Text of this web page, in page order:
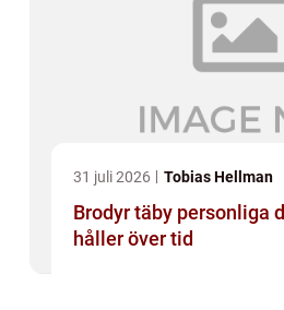
31 juli 2026 Tobias Hellman
Brodyr täby personliga detaljer som
håller över tid